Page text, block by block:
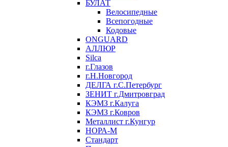
БУЛАТ
Велосипедные
Всепогодные
Кодовые
ONGUARD
АЛЛЮР
Silca
г.Глазов
г.Н.Новгород
ДЕЛГА г.С.Петербург
ЗЕНИТ г.Дмитровград
КЭМЗ г.Калуга
КЭМЗ г.Ковров
Металлист г.Кунгур
НОРА-М
Стандарт